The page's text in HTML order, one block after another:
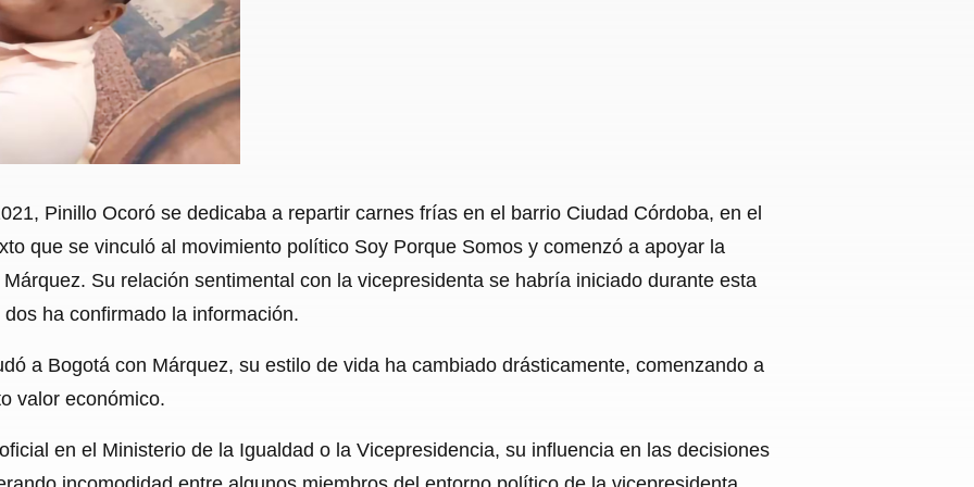
Pinillo Ocoró se dedicaba a repartir carnes frías en el barrio Ciudad Córdoba, en el
que se vinculó al movimiento político Soy Porque Somos y comenzó a apoyar la
Su relación sentimental con la vicepresidenta se habría iniciado durante esta
ha confirmado la información.
a Bogotá con Márquez, su estilo de vida ha cambiado drásticamente, comenzando a
valor económico.
en el Ministerio de la Igualdad o la Vicepresidencia, su influencia en las decisiones